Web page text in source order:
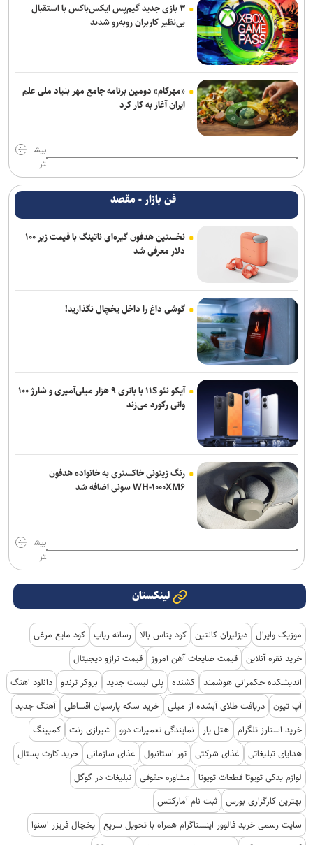
۳ بازی جدید گیم‌پس ایکس‌باکس با استقبال
بی‌نظیر کاربران روبه‌رو شدند
«مهرکام» دومین برنامه جامع مهر بنیاد ملی علم
ایران آغاز به کار کرد
بیش
تر
فن بازار - مقصد
نخستین هدفون گیره‌ای ناتینگ با قیمت زیر ۱۰۰
دلار معرفی شد
گوشی داغ را داخل یخچال نگذارید!
آیکو نئو ۱۱S با باتری ۹ هزار میلی‌آمپری و شارژ ۱۰۰
واتی رکورد می‌زند
رنگ زیتونی خاکستری به خانواده هدفون
WH-۱۰۰۰XM۶ سونی اضافه شد
بیش
تر
لینکستان
موزیک وایرال دیزلیران کانتین کود پتاس بالا رسانه رپاپ کود مایع مرغی
خرید نقره آنلاین قیمت ضایعات آهن امروز
قیمت ترازو دیجیتال
اندیشکده حکمرانی هوشمند کشنده پلی لیست جدید بروکر ترندو دانلود اهنگ
آپ تیون دریافت طلای آبشده از میلی خرید سکه پارسیان اقساطی آهنگ جدید
خرید استارز تلگرام هتل یار نمایندگی تعمیرات دوو شیرازی رنت کمپینگ
هدایای تبلیغاتی
غذای شرکتی تور استانبول غذای سازمانی خرید کارت پستال
لوازم یدکی تویوتا قطعات تویوتا
مشاوره حقوقی تبلیغات در گوگل
بهترین کارگزاری بورس ثبت نام آمارکتس
سایت رسمی خرید فالوور اینستاگرام همراه با تحویل سریع یخچال فریزر اسنوا